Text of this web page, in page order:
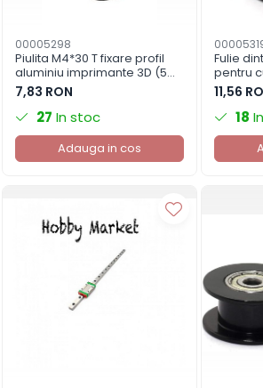
00005298
Piulita M4*30 T fixare profil
aluminiu imprimante 3D (5
buc)
7,83 RON
27 In stoc
Adauga in cos
Fulie
pentru
11,56
18